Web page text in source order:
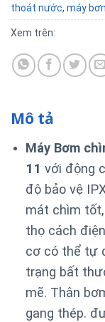
thoát nước, máy
Xem trên:
Mô tả
Máy Bơm
11 với động
độ bảo vệ
mát chìm
thọ cách
cơ có thể tự
trạng bất
mẽ. Thân
gang thép.